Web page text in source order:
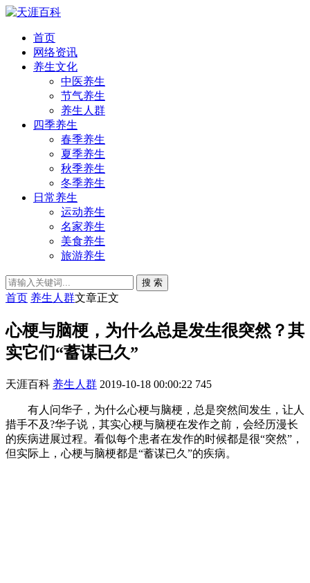
首页
网络资讯
养生文化
中医养生
节气养生
养生人群
四季养生
春季养生
夏季养生
秋季养生
冬季养生
日常养生
运动养生
名家养生
美食养生
旅游养生
搜 索
首页 养生人群文章正文
心梗与脑梗，为什么总是发生很突然？其
实它们“蓄谋已久”
天涯百科 养生人群 2019-10-18 00:00:22 745
有人问华子，为什么心梗与脑梗，总是突然间发生，让人
措手不及?华子说，其实心梗与脑梗在发作之前，会经历漫长
的疾病进展过程。看似每个患者在发作的时候都是很“突然”，
但实际上，心梗与脑梗都是“蓄谋已久”的疾病。